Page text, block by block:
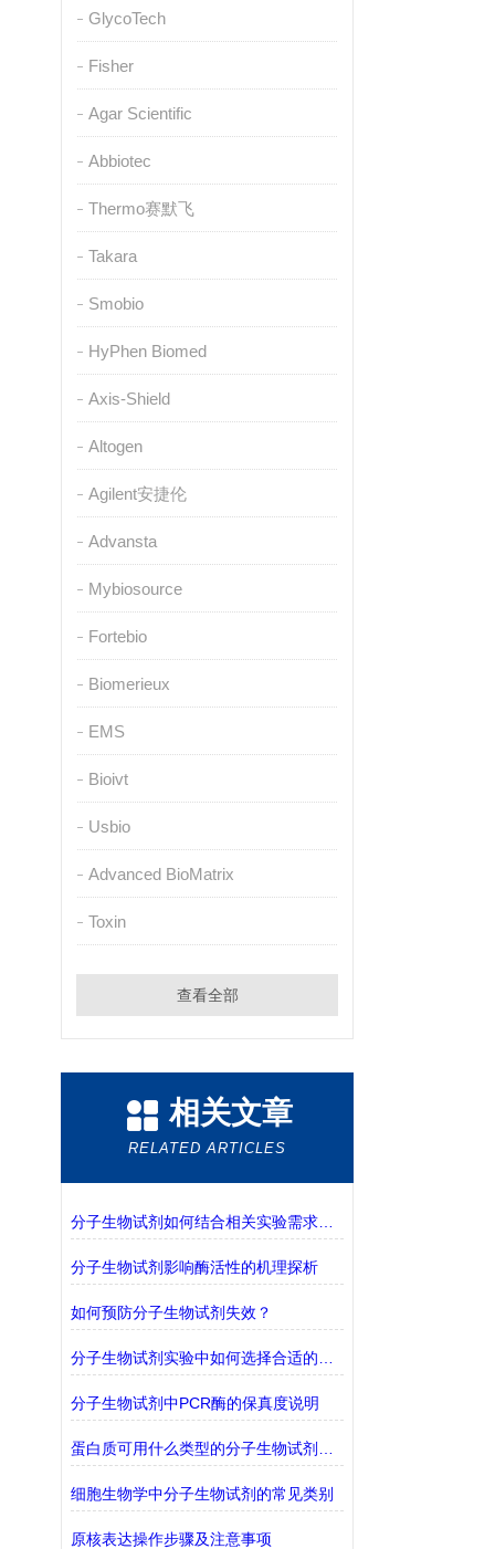
GlycoTech
Fisher
Agar Scientific
Abbiotec
Thermo赛默飞
Takara
Smobio
HyPhen Biomed
Axis-Shield
Altogen
Agilent安捷伦
Advansta
Mybiosource
Fortebio
Biomerieux
EMS
Bioivt
Usbio
Advanced BioMatrix
Toxin
查看全部
相关文章
RELATED ARTICLES
分子生物试剂如何结合相关实验需求进行选择？
分子生物试剂影响酶活性的机理探析
如何预防分子生物试剂失效？
分子生物试剂中PCR酶的保真度说明
细胞生物学中分子生物试剂的常见类别
原核表达操作步骤及注意事项